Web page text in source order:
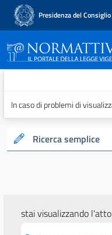
Presidenza del
In caso di problemi di
Ricerca semplice
stai visualizzando l'atto